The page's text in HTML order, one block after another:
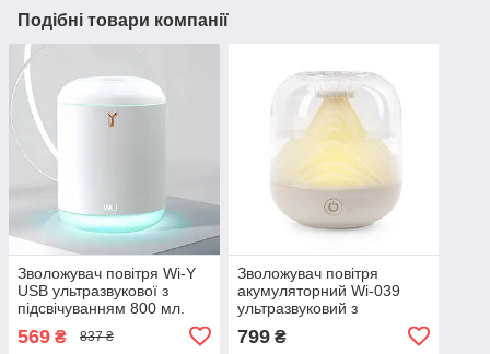
Подібні товари компанії
Зволожувач повітря Wi-Y
USB ультразвукової з
підсвічуванням 800 мл.
569 ₴ 837 ₴
Зволожувач повітря
акумуляторний Wi-039
ультразвуковий з
Вулкан
799₴